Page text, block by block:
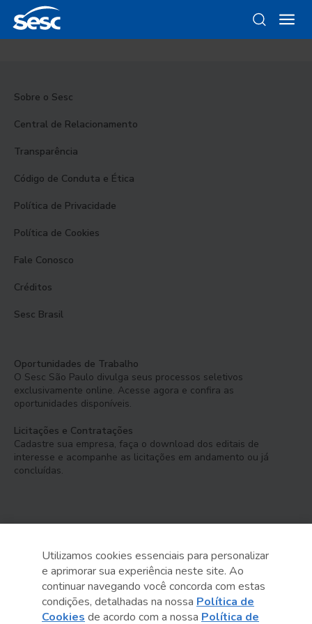
Sobre o Sesc
Central de Relacionamento
Transparência
Código de Conduta e Ética
Política de Privacidade
Política de Cookies
Fale Conosco
Créditos
Sesc Brasil
Oportunidades de Trabalho
O Sesc São Paulo divulga seus processos seletivos
exclusivamente online. Acesse agora e confira as
oportunidades disponíveis.
Licitações e Contratações
Cadastre sua empresa, faça o download dos editais de
interesse e acompanhe as licitações em andamento ou já
concluídas.
Serviço Social do Comércio
Administração Regional no Estado de São Paulo
Utilizamos cookies essenciais para personalizar
e aprimorar sua experiência neste site. Ao
continuar navegando você concorda com estas
condições, detalhadas na nossa Política de
Cookies de acordo com a nossa Política de